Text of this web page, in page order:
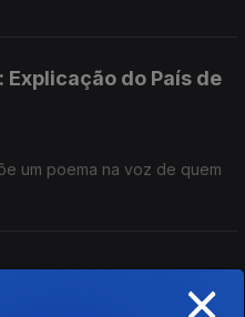
do País de
um poema na voz de quem
×